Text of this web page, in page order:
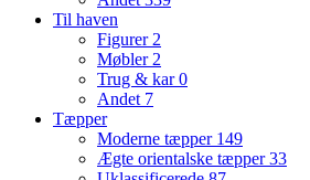
Til haven
Figurer 2
Møbler 2
Trug & kar0
Andet 7
Tæpper
Moderne tæpper 149
Ægte orientalske tæpper33